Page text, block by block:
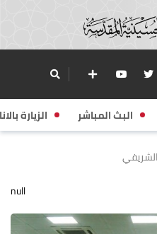
البث المباشر الزيارة
null